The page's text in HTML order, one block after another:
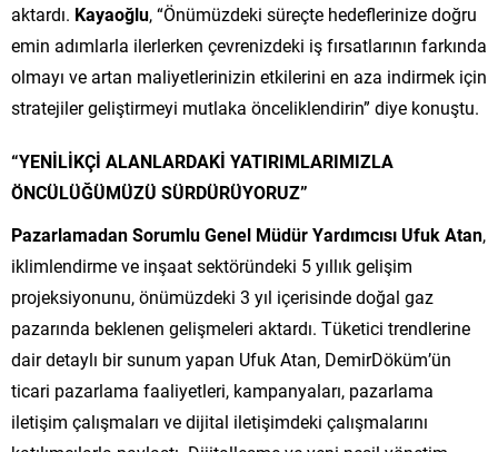
aktardı. Kayaoğlu, “Önümüzdeki süreçte hedeflerinize doğru
emin adımlarla ilerlerken çevrenizdeki iş fırsatlarının farkında
olmayı ve artan maliyetlerinizin etkilerini en aza indirmek için
stratejiler geliştirmeyi mutlaka önceliklendirin” diye konuştu.
“YENİLİKÇİ ALANLARDAKİ YATIRIMLARIMIZLA
ÖNCÜLÜĞÜMÜZÜ SÜRDÜRÜYORUZ”
Pazarlamadan Sorumlu Genel Müdür Yardımcısı Ufuk Atan,
iklimlendirme ve inşaat sektöründeki 5 yıllık gelişim
projeksiyonunu, önümüzdeki 3 yıl içerisinde doğal gaz
pazarında beklenen gelişmeleri aktardı. Tüketici trendlerine
dair detaylı bir sunum yapan Ufuk Atan, DemirDöküm’ün
ticari pazarlama faaliyetleri, kampanyaları, pazarlama
iletişim çalışmaları ve dijital iletişimdeki çalışmalarını